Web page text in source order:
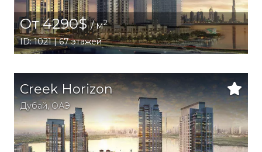
От 4290$/ м2
ID: 1021 | 67 этажей
Creek Horizon
Дубай,ОАЭ